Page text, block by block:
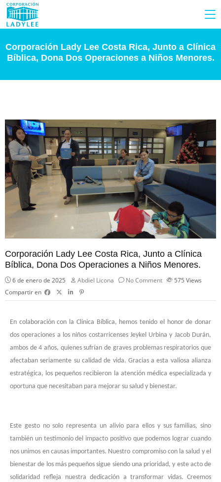
Corporación Lady Lee Costa Rica, Junto a Clínica
Bíblica, Dona Dos Operaciones a Niños Menores.
Corporación Lady Lee Costa Rica, Junto a Clínica
Bíblica, Dona Dos Operaciones a Niños Menores.
6 de enero de 2025 Abdiel Licona No Comment 575 Views
Compartir en
En colaboración con la Clínica Bíblica, hemos tenido el honor de donar
dos operaciones a los niños costarricenses Jeykel Urbina y Jacob Durán,
ambos de 4 años, quienes sufrían de graves problemas respiratorios que
afectaban seriamente su calidad de vida. Gracias a esta valiosa alianza
estratégica, los pequeños recibieron la atención médica especializada y
oportuna que necesitaban para mejorar su salud y bienestar.
Este gesto no solo representa un alivio para ellos y sus familias, sino
también un testimonio del impacto positivo que podemos lograr cuando
nos unimos en causas importantes. Nuestro compromiso con la salud y el
bienestar de los más pequeños sigue siendo una prioridad, y este acto de
solidaridad refleja nuestra dedicación a transformar vidas. Creemos